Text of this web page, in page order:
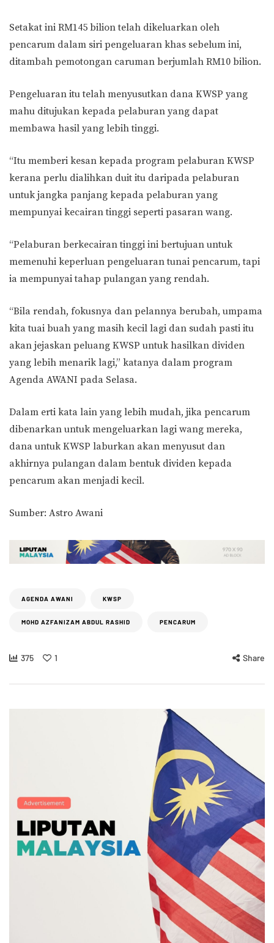
Setakat ini RM145 bilion telah dikeluarkan oleh
pencarum dalam siri pengeluaran khas sebelum ini,
ditambah pemotongan caruman berjumlah RM10 bilion.
Pengeluaran itu telah menyusutkan dana KWSP yang
mahu ditujukan kepada pelaburan yang dapat
membawa hasil yang lebih tinggi.
“Itu memberi kesan kepada program pelaburan KWSP
kerana perlu dialihkan duit itu daripada pelaburan
untuk jangka panjang kepada pelaburan yang
mempunyai kecairan tinggi seperti pasaran wang.
“Pelaburan berkecairan tinggi ini bertujuan untuk
memenuhi keperluan pengeluaran tunai pencarum, tapi
ia mempunyai tahap pulangan yang rendah.
“Bila rendah, fokusnya dan pelannya berubah, umpama
kita tuai buah yang masih kecil lagi dan sudah pasti itu
akan jejaskan peluang KWSP untuk hasilkan dividen
yang lebih menarik lagi,” katanya dalam program
Agenda AWANI pada Selasa.
Dalam erti kata lain yang lebih mudah, jika pencarum
dibenarkan untuk mengeluarkan lagi wang mereka,
dana untuk KWSP laburkan akan menyusut dan
akhirnya pulangan dalam bentuk dividen kepada
pencarum akan menjadi kecil.
Sumber: Astro Awani
AGENDA AWANI KWSP
MOHD AZFANIZAM ABDUL RASHID PENCARUM
375 1 Share